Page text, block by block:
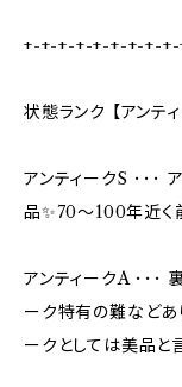
+-+-+-+-+-+-+-+-
状態ランク 【アンテ
アンティークS ･･･
品✨70〜100年近く
アンティークA ･･･
ーク特有の難などあ
ークとしては美品と